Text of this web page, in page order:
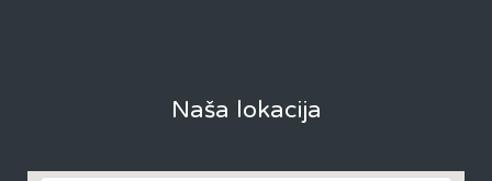
Naša lokacija